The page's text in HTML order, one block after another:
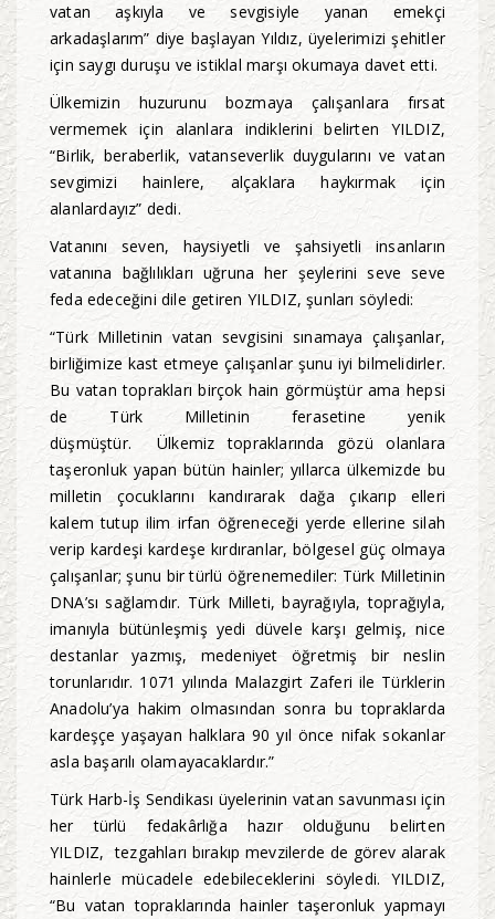
vatan aşkıyla ve sevgisiyle yanan emekçi
arkadaşlarım” diye başlayan Yıldız, üyelerimizi şehitler
için saygı duruşu ve istiklal marşı okumaya davet etti.
Ülkemizin huzurunu bozmaya çalışanlara fırsat
vermemek için alanlara indiklerini belirten YILDIZ,
“Birlik, beraberlik, vatanseverlik duygularını ve vatan
sevgimizi hainlere, alçaklara haykırmak için
alanlardayız” dedi.
Vatanını seven, haysiyetli ve şahsiyetli insanların
vatanına bağlılıkları uğruna her şeylerini seve seve
feda edeceğini dile getiren YILDIZ, şunları söyledi:
“Türk Milletinin vatan sevgisini sınamaya çalışanlar,
birliğimize kast etmeye çalışanlar şunu iyi bilmelidirler.
Bu vatan toprakları birçok hain görmüştür ama hepsi
de Türk Milletinin ferasetine yenik
düşmüştür. Ülkemiz topraklarında gözü olanlara
taşeronluk yapan bütün hainler; yıllarca ülkemizde bu
milletin çocuklarını kandırarak dağa çıkarıp elleri
kalem tutup ilim irfan öğreneceği yerde ellerine silah
verip kardeşi kardeşe kırdıranlar, bölgesel güç olmaya
çalışanlar; şunu bir türlü öğrenemediler: Türk Milletinin
DNA’sı sağlamdır. Türk Milleti, bayrağıyla, toprağıyla,
imanıyla bütünleşmiş yedi düvele karşı gelmiş, nice
destanlar yazmış, medeniyet öğretmiş bir neslin
torunlarıdır. 1071 yılında Malazgirt Zaferi ile Türklerin
Anadolu’ya hakim olmasından sonra bu topraklarda
kardeşçe yaşayan halklara 90 yıl önce nifak sokanlar
asla başarılı olamayacaklardır.”
Türk Harb-İş Sendikası üyelerinin vatan savunması için
her türlü fedakârlığa hazır olduğunu belirten
YILDIZ, tezgahları bırakıp mevzilerde de görev alarak
hainlerle mücadele edebileceklerini söyledi. YILDIZ,
“Bu vatan topraklarında hainler taşeronluk yapmayı